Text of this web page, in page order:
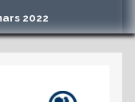
2022